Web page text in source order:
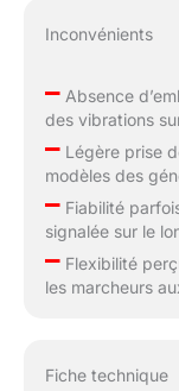
Inconvénients
–Absence
des vibrations
–Légère prise
modèles des
–Fiabilité
signalée sur le
–Flexibilité
les marcheurs
Fiche technique